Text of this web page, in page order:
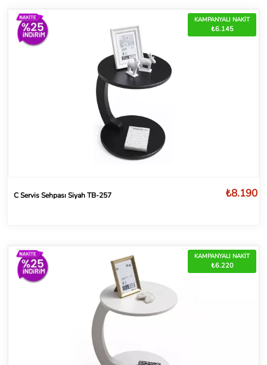
KAMPANYALI NAKİT
₺6.145
C Servis Sehpası Siyah TB-257 ₺8.190
KAMPANYALI NAKİT
₺6.220